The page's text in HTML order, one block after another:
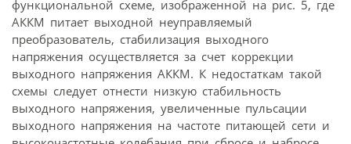
функциональной схеме, изображенной на рис. 5, где
АККМ питает выходной неуправляемый
преобразователь, стабилизация выходного
напряжения осуществляется за счет коррекции
выходного напряжения АККМ. К недостаткам такой
схемы следует отнести низкую стабильность
выходного напряжения, увеличенные пульсации
выходного напряжения на частоте питающей сети и